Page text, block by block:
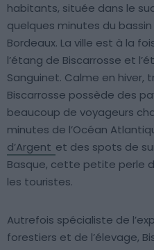
habitants, située dans le
quelques minutes du
Bordeaux. La ville est à la
l’étang de Biscarrosse et
Sanguinet. Calme en hiver,
Biscarrosse possède des
beaucoup de voyageurs
minutes de l’Océan
d’Argent et des spots de
Basque, cette petite perle
les touristes.
Autrefois spécialiste de
forestiers et de l’élevage,